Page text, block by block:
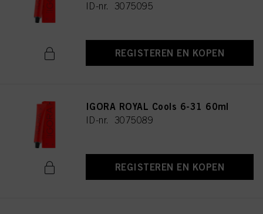
ID-nr. 3075095
REGISTEREN EN KOPEN
IGORA ROYAL Cools 6-31 60ml
ID-nr. 3075089
REGISTEREN EN KOPEN